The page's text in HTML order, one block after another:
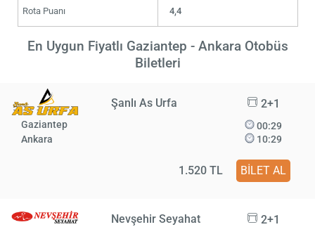
Rota Puanı 4,4
En Uygun Fiyatlı Gaziantep - Ankara Otobüs
Biletleri
Şanlı As Urfa 2+1
Gaziantep
Ankara
00:29
10:29
1.520 TL BİLET AL
Nevşehir Seyahat 2+1